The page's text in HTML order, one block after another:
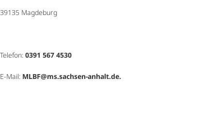
39135 Magdeburg
Telefon: 0391 567 4530
E-​Mail: MLBF@ms.sachsen-​anhalt.de.